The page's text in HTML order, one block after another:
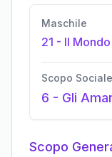
Maschile
21 - Il Mondo
Scopo Sociale
6 - Gli
Scopo